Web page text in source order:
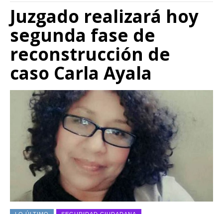
Juzgado realizará hoy
segunda fase de
reconstrucción de
caso Carla Ayala